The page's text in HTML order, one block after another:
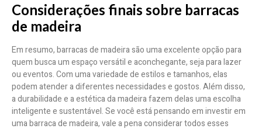
Considerações finais sobre barracas
de madeira
Em resumo, barracas de madeira são uma excelente opção para
quem busca um espaço versátil e aconchegante, seja para lazer
ou eventos. Com uma variedade de estilos e tamanhos, elas
podem atender a diferentes necessidades e gostos. Além disso,
a durabilidade e a estética da madeira fazem delas uma escolha
inteligente e sustentável. Se você está pensando em investir em
uma barraca de madeira, vale a pena considerar todos esses